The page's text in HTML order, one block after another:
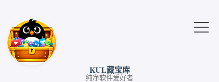
KUL藏宝库
纯净软件爱好者